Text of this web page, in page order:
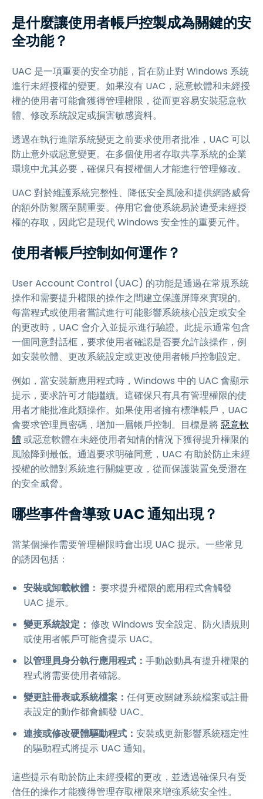
是什麼讓使用者帳戶控製成為關鍵的安
全功能？
UAC 是一項重要的安全功能，旨在防止對 Windows 系統
進行未經授權的變更。如果沒有 UAC，惡意軟體和未經授
權的使用者可能會獲得管理權限，從而更容易安裝惡意軟
體、修改系統設定或損害敏感資料。
透過在執行進階系統變更之前要求使用者批准，UAC 可以
防止意外或惡意變更。在多個使用者存取共享系統的企業
環境中尤其必要，確保只有授權個人才能進行管理修改。
UAC 對於維護系統完整性、降低安全風險和提供網路威脅
的額外防禦層至關重要。停用它會使系統易於遭受未經授
權的存取，因此它是現代 Windows 安全性的重要元件。
使用者帳戶控制如何運作？
User Account Control (UAC) 的功能是通過在常規系統
操作和需要提升權限的操作之間建立保護屏障來實現的。
每當程式或使用者嘗試進行可能影響系統核心設定或安全
的更改時，UAC 會介入並提示進行驗證。此提示通常包含
一個同意對話框，要求使用者確認是否要允許該操作，例
如安裝軟體、更改系統設定或更改使用者帳戶控制設定。
例如，當安裝新應用程式時，Windows 中的 UAC 會顯示
提示，要求許可才能繼續。這確保只有具有管理權限的使
用者才能批准此類操作。如果使用者擁有標準帳戶，UAC
會要求管理員密碼，增加一層帳戶控制。目標是將惡意軟
體或惡意軟體在未經使用者知情的情況下獲得提升權限的
風險降到最低。通過要求明確同意，UAC 有助於防止未經
授權的軟體對系統進行關鍵更改，從而保護裝置免受潛在
的安全威脅。
哪些事件會導致 UAC 通知出現？
當某個操作需要管理權限時會出現 UAC 提示。一些常見
的誘因包括：
安裝或卸載軟體： 要求提升權限的應用程式會觸發
UAC 提示。
變更系統設定： 修改 Windows 安全設定、防火牆規則
或使用者帳戶可能會提示 UAC。
以管理員身分執行應用程式： 手動啟動具有提升權限的
程式將需要使用者確認。
變更註冊表或系統檔案： 任何更改關鍵系統檔案或註冊
表設定的動作都會觸發 UAC。
連接或修改硬體驅動程式： 安裝或更新影響系統穩定性
的驅動程式將提示 UAC 通知。
這些提示有助於防止未經授權的更改，並透過確保只有受
信任的操作才能獲得管理存取權限來增強系統安全性。